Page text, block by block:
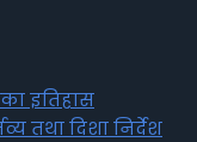
इतिहास
तथा दिशा निर्देश